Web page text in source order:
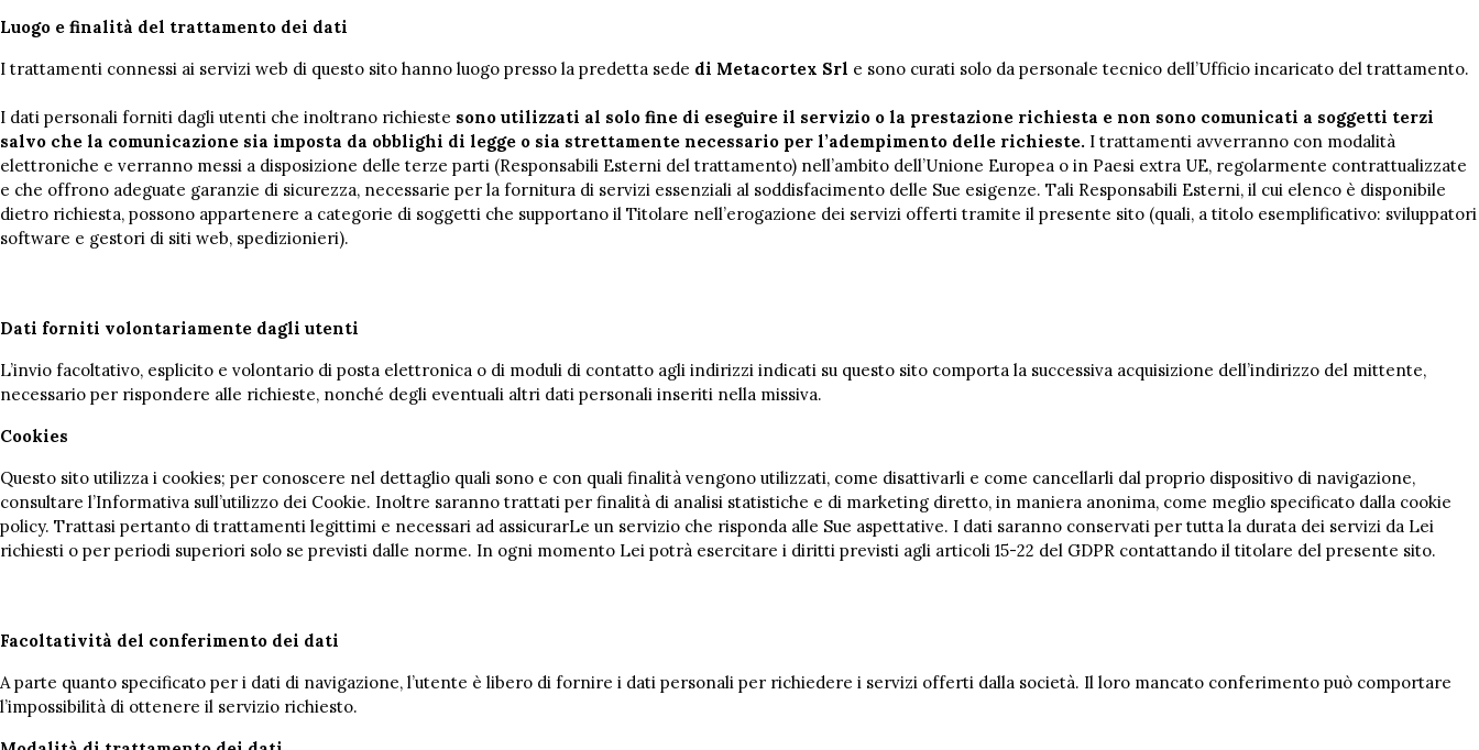
Luogo e finalità del trattamento dei dati
I trattamenti connessi ai servizi web di questo sito hanno luogo presso la predetta sede di Metacortex Srl e sono curati solo da personale tecnico dell’Ufficio incaricato del trattamento.
I dati personali forniti dagli utenti che inoltrano richieste sono utilizzati al solo fine di eseguire il servizio o la prestazione richiesta e non sono comunicati a soggetti terzi
salvo che la comunicazione sia imposta da obblighi di legge o sia strettamente necessario per l’adempimento delle richieste. I trattamenti avverranno con modalità
elettroniche e verranno messi a disposizione delle terze parti (Responsabili Esterni del trattamento) nell’ambito dell’Unione Europea o in Paesi extra UE, regolarmente contrattualizzate
e che offrono adeguate garanzie di sicurezza, necessarie per la fornitura di servizi essenziali al soddisfacimento delle Sue esigenze. Tali Responsabili Esterni, il cui elenco è disponibile
dietro richiesta, possono appartenere a categorie di soggetti che supportano il Titolare nell’erogazione dei servizi offerti tramite il presente sito (quali, a titolo esemplificativo: sviluppatori
software e gestori di siti web, spedizionieri).
Dati forniti volontariamente dagli utenti
L’invio facoltativo, esplicito e volontario di posta elettronica o di moduli di contatto agli indirizzi indicati su questo sito comporta la successiva acquisizione dell’indirizzo del mittente,
necessario per rispondere alle richieste, nonché degli eventuali altri dati personali inseriti nella missiva.
Cookies
Questo sito utilizza i cookies; per conoscere nel dettaglio quali sono e con quali finalità vengono utilizzati, come disattivarli e come cancellarli dal proprio dispositivo di navigazione,
consultare l’Informativa sull’utilizzo dei Cookie. Inoltre saranno trattati per finalità di analisi statistiche e di marketing diretto, in maniera anonima, come meglio specificato dalla cookie
policy. Trattasi pertanto di trattamenti legittimi e necessari ad assicurarLe un servizio che risponda alle Sue aspettative. I dati saranno conservati per tutta la durata dei servizi da Lei
richiesti o per periodi superiori solo se previsti dalle norme. In ogni momento Lei potrà esercitare i diritti previsti agli articoli 15-22 del GDPR contattando il titolare del presente sito.
Facoltatività del conferimento dei dati
A parte quanto specificato per i dati di navigazione, l’utente è libero di fornire i dati personali per richiedere i servizi offerti dalla società. Il loro mancato conferimento può comportare
l’impossibilità di ottenere il servizio richiesto.